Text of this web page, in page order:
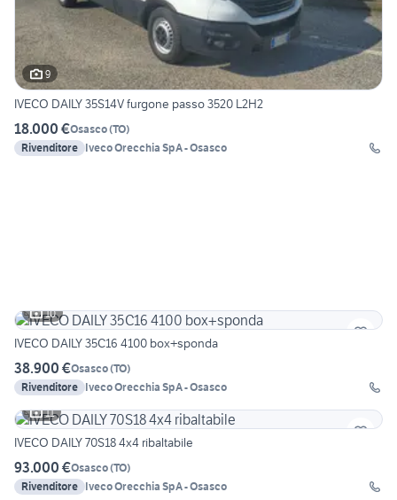
9
IVECO DAILY 35S14V furgone passo 3520 L2H2
18.000 €Osasco(TO)
Rivenditore Iveco Orecchia SpA - Osasco
10
IVECO DAILY 35C16 4100 box+sponda
38.900 €Osasco(TO)
Rivenditore Iveco Orecchia SpA - Osasco
11
IVECO DAILY 70S18 4x4 ribaltabile
93.000 €Osasco(TO)
Rivenditore Iveco Orecchia SpA - Osasco